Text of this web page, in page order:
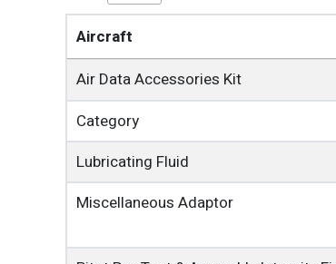
Aircraft
Air Data Accessories Kit
Category
Lubricating Fluid
Miscellaneous Adaptor